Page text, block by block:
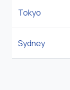
Tokyo
Sydney